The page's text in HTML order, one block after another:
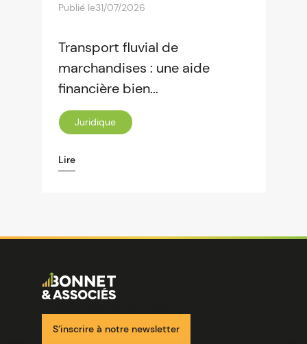
Publié le31/07/2026
Transport fluvial de
marchandises : une aide
financière bien...
Juridique
Lire
Image
S’inscrire à notre newsletter